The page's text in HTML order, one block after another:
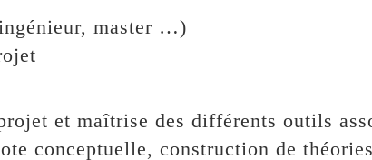
master …)
et maîtrise des différents outils
conceptuelle, construction de